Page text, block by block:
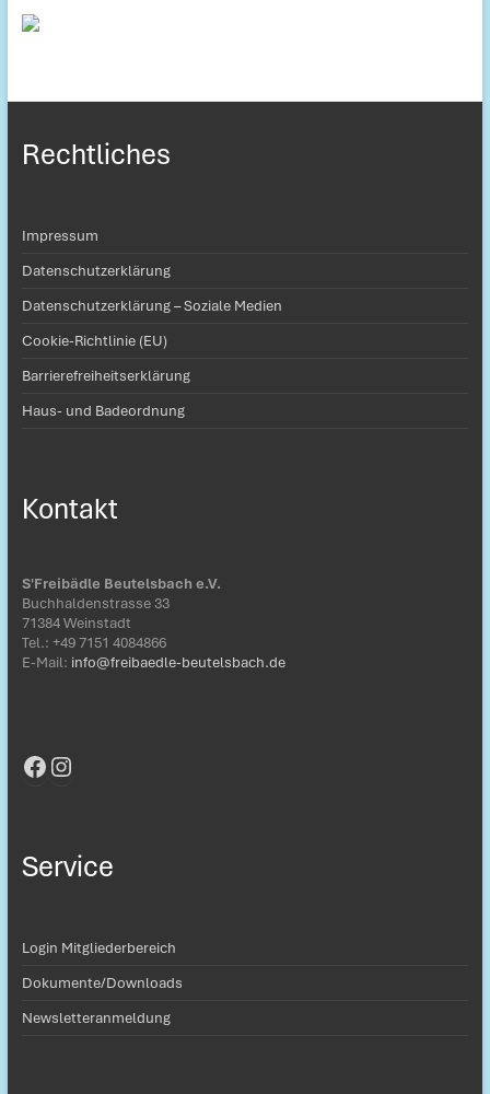
Rechtliches
Impressum
Datenschutzerklärung
Datenschutzerklärung – Soziale Medien
Cookie-Richtlinie (EU)
Barrierefreiheitserklärung
Haus- und Badeordnung
Kontakt
S'Freibädle Beutelsbach e.V.
Buchhaldenstrasse 33
71384 Weinstadt
Tel.: ‭+49 7151 4084866‬
E-Mail: info@freibaedle-beutelsbach.de
Facebook
Instagram
Service
Login Mitgliederbereich
Dokumente/Downloads
Newsletteranmeldung